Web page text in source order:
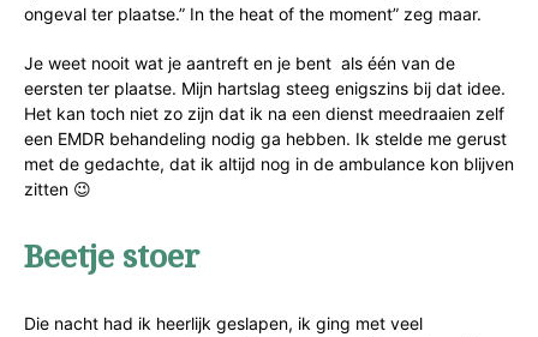
ongeval ter plaatse.” In the heat of the moment” zeg maar.
Je weet nooit wat je aantreft en je bent als één van de
eersten ter plaatse. Mijn hartslag steeg enigszins bij dat idee.
Het kan toch niet zo zijn dat ik na een dienst meedraaien zelf
een EMDR behandeling nodig ga hebben. Ik stelde me gerust
met de gedachte, dat ik altijd nog in de ambulance kon blijven
zitten 😉
Beetje stoer
Die nacht had ik heerlijk geslapen, ik ging met veel